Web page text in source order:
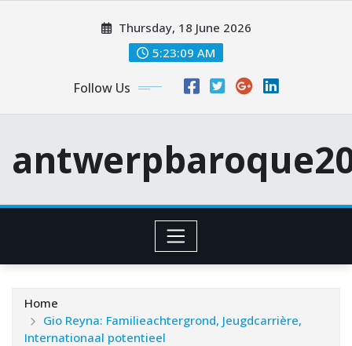
Thursday, 18 June 2026
5:23:10 AM
Follow Us
Home
Gio Reyna: Familieachtergrond, Jeugdcarrière,
Internationaal potentieel